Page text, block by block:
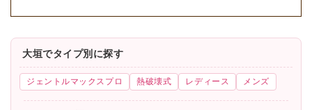
大垣でタイプ別に探す
ジェントルマックスプロ 熱破壊式 レディース メンズ